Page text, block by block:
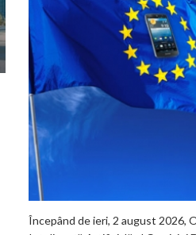
Începând de ieri, 2 august 2026,